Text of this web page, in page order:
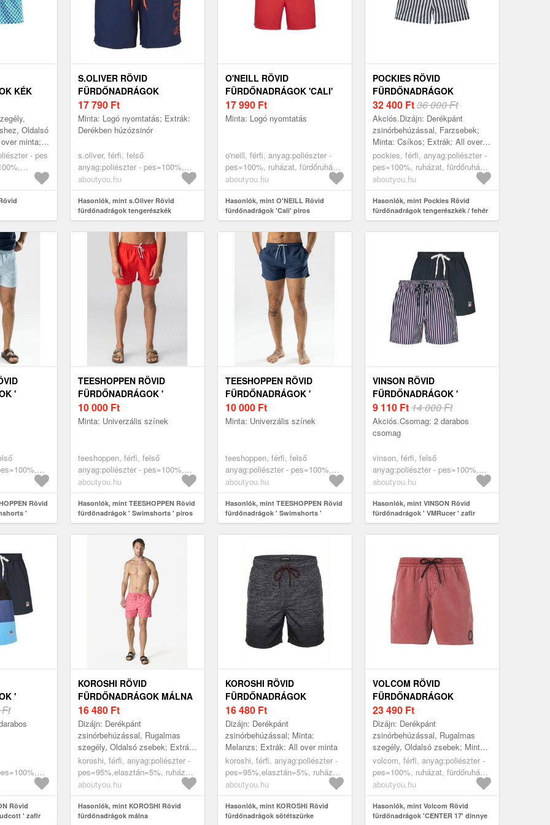
KÉK
Oldalsó
minta;
derék
- pes
S.OLIVER RÖVID
FÜRDŐNADRÁGOK
TENGERÉSZKÉK
17 790 Ft
Minta: Logó nyomtatás; Extrák:
Derékben húzózsinór
s.oliver, férfi, felső
anyag:poliészter - pes=100%,
ruházat, fürdőruhák, rövid
aboutyou.hu
Hasonlók, mint s.Oliver Rövid
fürdőnadrágok tengerészkék
O'NEILL RÖVID
FÜRDŐNADRÁGOK 'CALI'
PIROS
17 990 Ft
Minta: Logó nyomtatás
o'neill, férfi, anyag:poliészter -
pes=100%, ruházat, fürdőruhák,
rövid fürdőnadrágok, piros
aboutyou.hu
Hasonlók, mint O'NEILL Rövid
fürdőnadrágok 'Cali' piros
POCKIES RÖVID
FÜRDŐNADRÁGOK
TENGERÉSZKÉK / FEHÉR
32 400 Ft36 000 Ft
Akciós.Dizájn: Derékpánt
zsinórbehúzással, Farzsebek;
Minta: Csíkos; Extrák: All over
minta, Címkedarab/címkezászló
pockies, férfi, anyag:poliészter -
pes=100%, ruházat, fürdőruhák,
rövid fürdőnadrágok,
aboutyou.hu
Hasonlók, mint Pockies Rövid
fürdőnadrágok tengerészkék / fehér
'
Rövid
'
TEESHOPPEN RÖVID
FÜRDŐNADRÁGOK '
SWIMSHORTS ' PIROS
10 000 Ft
Minta: Univerzális színek
teeshoppen, férfi, felső
anyag:poliészter - pes=100%,
ruházat, fürdőruhák, rövid
aboutyou.hu
Hasonlók, mint TEESHOPPEN Rövid
fürdőnadrágok ' Swimshorts ' piros
TEESHOPPEN RÖVID
FÜRDŐNADRÁGOK '
SWIMSHORTS '
TENGERÉSZKÉK
10 000 Ft
Minta: Univerzális színek
teeshoppen, férfi, felső
anyag:poliészter - pes=100%,
ruházat, fürdőruhák, rövid
aboutyou.hu
Hasonlók, mint TEESHOPPEN Rövid
fürdőnadrágok ' Swimshorts '
tengerészkék
VINSON RÖVID
FÜRDŐNADRÁGOK '
VMRUCER ' ZAFIR
9 110 Ft14 000 Ft
Akciós.Csomag: 2 darabos
csomag
vinson, férfi, felső
anyag:poliészter - pes=100%,
ruházat, fürdőruhák, rövid
aboutyou.hu
Hasonlók, mint VINSON Rövid
fürdőnadrágok ' VMRucer ' zafir
'
Rövid
' zafir
KOROSHI RÖVID
FÜRDŐNADRÁGOK MÁLNA
16 480 Ft
Dizájn: Derékpánt
zsinórbehúzással, Rugalmas
szegély, Oldalsó zsebek; Extrák:
All over minta, Erős szövet;
Testmagasság: Közepes derék
koroshi, férfi, anyag:poliészter -
pes=95%,elasztán=5%, ruházat,
fürdőruhák, rövid fürdőnadrágok,
aboutyou.hu
Hasonlók, mint KOROSHI Rövid
fürdőnadrágok málna
KOROSHI RÖVID
FÜRDŐNADRÁGOK
SÖTÉTSZÜRKE
16 480 Ft
Dizájn: Derékpánt
zsinórbehúzással; Minta:
Melanzs; Extrák: All over minta
koroshi, férfi, anyag:poliészter -
pes=95%,elasztán=5%, ruházat,
fürdőruhák, rövid fürdőnadrágok,
aboutyou.hu
Hasonlók, mint KOROSHI Rövid
fürdőnadrágok sötétszürke
VOLCOM RÖVID
FÜRDŐNADRÁGOK
'CENTER 17' DINNYE
23 490 Ft
Dizájn: Derékpánt
zsinórbehúzással, Rugalmas
szegély, Oldalsó zsebek; Minta:
Univerzális színek; Extrák:
Címkedarab/címkezászló, Ton
inTon tűzések
volcom, férfi, anyag:poliészter -
pes=100%, ruházat, fürdőruhák,
rövid fürdőnadrágok, dinnye
aboutyou.hu
Hasonlók, mint Volcom Rövid
fürdőnadrágok 'CENTER 17' dinnye